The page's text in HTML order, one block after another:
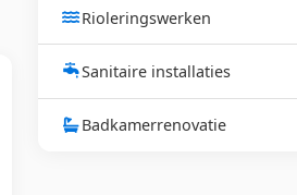
Rioleringswerken
Sanitaire installaties
Badkamerrenovatie